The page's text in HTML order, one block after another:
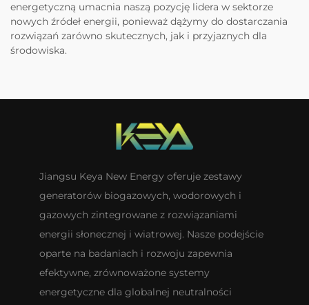
energetyczną umacnia naszą pozycję lidera w sektorze
nowych źródeł energii, ponieważ dążymy do dostarczania
rozwiązań zarówno skutecznych, jak i przyjaznych dla
środowiska.
Jiangsu Keya New Energy oferuje zestawy
generatorów biogazowych, wodorowych i
gazowych zintegrowane z rozwiązaniami
energii słonecznej i wiatrowej. Nasze podejście
oparte na badaniach i rozwoju zapewnia
efektywne, zrównoważone systemy
energetyczne dla globalnej neutralności